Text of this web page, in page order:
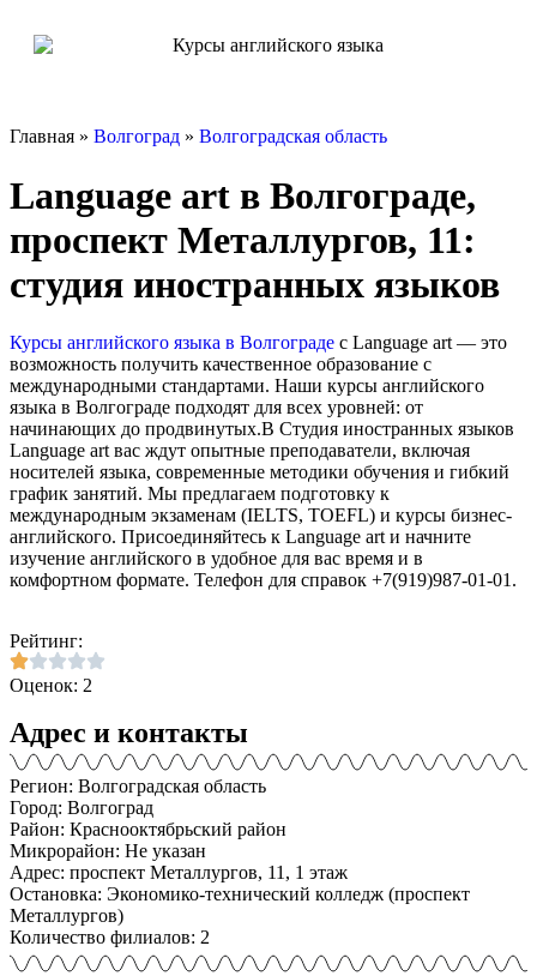
Главная » Волгоград » Волгоградская область
Language art в Волгограде,
проспект Металлургов, 11:
студия иностранных языков
Курсы английского языка в Волгограде с Language art — это
возможность получить качественное образование с
международными стандартами. Наши курсы английского
языка в Волгограде подходят для всех уровней: от
начинающих до продвинутых.В Студия иностранных языков
Language art вас ждут опытные преподаватели, включая
носителей языка, современные методики обучения и гибкий
график занятий. Мы предлагаем подготовку к
международным экзаменам (IELTS, TOEFL) и курсы бизнес-
английского. Присоединяйтесь к Language art и начните
изучение английского в удобное для вас время и в
комфортном формате. Телефон для справок +7(919)987-01-01.
Рейтинг:
Оценок: 2
Адрес и контакты
Регион: Волгоградская область
Город: Волгоград
Район: Краснооктябрьский район
Микрорайон: Не указан
Адрес: проспект Металлургов, 11, 1 этаж
Остановка: Экономико-технический колледж (проспект
Металлургов)
Количество филиалов: 2